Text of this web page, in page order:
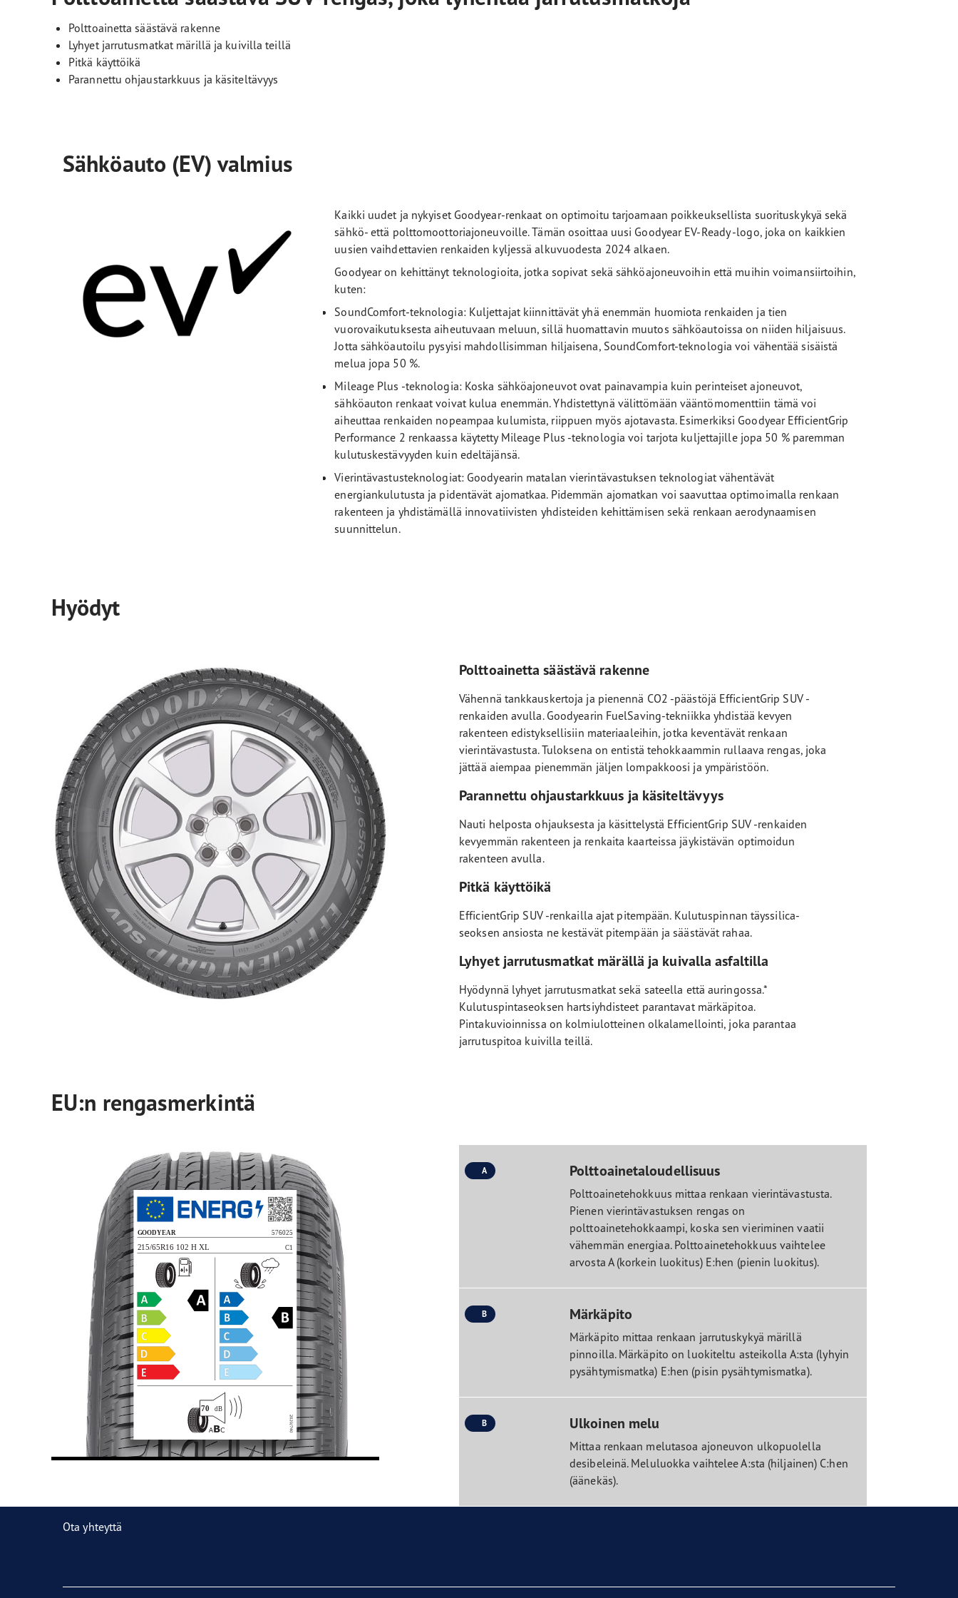
Polttoainetta säästävä rakenne
Lyhyet jarrutusmatkat märillä ja kuivilla teillä
Pitkä käyttöikä
Parannettu ohjaustarkkuus ja käsiteltävyys
Sähköauto (EV) valmius
Kaikki uudet ja nykyiset Goodyear-renkaat on optimoitu tarjoamaan poikkeuksellista suorituskykyä sekä
sähkö- että polttomoottoriajoneuvoille. Tämän osoittaa uusi Goodyear EV-Ready -logo, joka on kaikkien
uusien vaihdettavien renkaiden kyljessä alkuvuodesta 2024 alkaen.
Goodyear on kehittänyt teknologioita, jotka sopivat sekä sähköajoneuvoihin että muihin voimansiirtoihin,
kuten:
SoundComfort-teknologia: Kuljettajat kiinnittävät yhä enemmän huomiota renkaiden ja tien
vuorovaikutuksesta aiheutuvaan meluun, sillä huomattavin muutos sähköautoissa on niiden hiljaisuus.
Jotta sähköautoilu pysyisi mahdollisimman hiljaisena, SoundComfort-teknologia voi vähentää sisäistä
melua jopa 50 %.
Mileage Plus -teknologia: Koska sähköajoneuvot ovat painavampia kuin perinteiset ajoneuvot,
sähköauton renkaat voivat kulua enemmän. Yhdistettynä välittömään vääntömomenttiin tämä voi
aiheuttaa renkaiden nopeampaa kulumista, riippuen myös ajotavasta. Esimerkiksi Goodyear EfficientGrip
Performance 2 renkaassa käytetty Mileage Plus -teknologia voi tarjota kuljettajille jopa 50 % paremman
kulutuskestävyyden kuin edeltäjänsä.
Vierintävastusteknologiat: Goodyearin matalan vierintävastuksen teknologiat vähentävät
energiankulutusta ja pidentävät ajomatkaa. Pidemmän ajomatkan voi saavuttaa optimoimalla renkaan
rakenteen ja yhdistämällä innovatiivisten yhdisteiden kehittämisen sekä renkaan aerodynaamisen
suunnittelun.
Hyödyt
Polttoainetta säästävä rakenne
Vähennä tankkauskertoja ja pienennä CO2 -päästöjä EfficientGrip SUV -
renkaiden avulla. Goodyearin FuelSaving-tekniikka yhdistää kevyen
rakenteen edistyksellisiin materiaaleihin, jotka keventävät renkaan
vierintävastusta. Tuloksena on entistä tehokkaammin rullaava rengas, joka
jättää aiempaa pienemmän jäljen lompakkoosi ja ympäristöön.
Parannettu ohjaustarkkuus ja käsiteltävyys
Nauti helposta ohjauksesta ja käsittelystä EfficientGrip SUV -renkaiden
kevyemmän rakenteen ja renkaita kaarteissa jäykistävän optimoidun
rakenteen avulla.
Pitkä käyttöikä
EfficientGrip SUV -renkailla ajat pitempään. Kulutuspinnan täyssilica-
seoksen ansiosta ne kestävät pitempään ja säästävät rahaa.
Lyhyet jarrutusmatkat märällä ja kuivalla asfaltilla
Hyödynnä lyhyet jarrutusmatkat sekä sateella että auringossa.*
Kulutuspintaseoksen hartsiyhdisteet parantavat märkäpitoa.
Pintakuvioinnissa on kolmiulotteinen olkalamellointi, joka parantaa
jarrutuspitoa kuivilla teillä.
EU:n rengasmerkintä
A Polttoainetaloudellisuus
Polttoainetehokkuus mittaa renkaan vierintävastusta.
Pienen vierintävastuksen rengas on
polttoainetehokkaampi, koska sen vieriminen vaatii
vähemmän energiaa. Polttoainetehokkuus vaihtelee
arvosta A (korkein luokitus) E:hen (pienin luokitus).
B Märkäpito
Märkäpito mittaa renkaan jarrutuskykyä märillä
pinnoilla. Märkäpito on luokiteltu asteikolla A:sta (lyhyin
pysähtymismatka) E:hen (pisin pysähtymismatka).
B Ulkoinen melu
Mittaa renkaan melutasoa ajoneuvon ulkopuolella
desibeleinä. Meluluokka vaihtelee A:sta (hiljainen) C:hen
(äänekäs).
Ota yhteyttä